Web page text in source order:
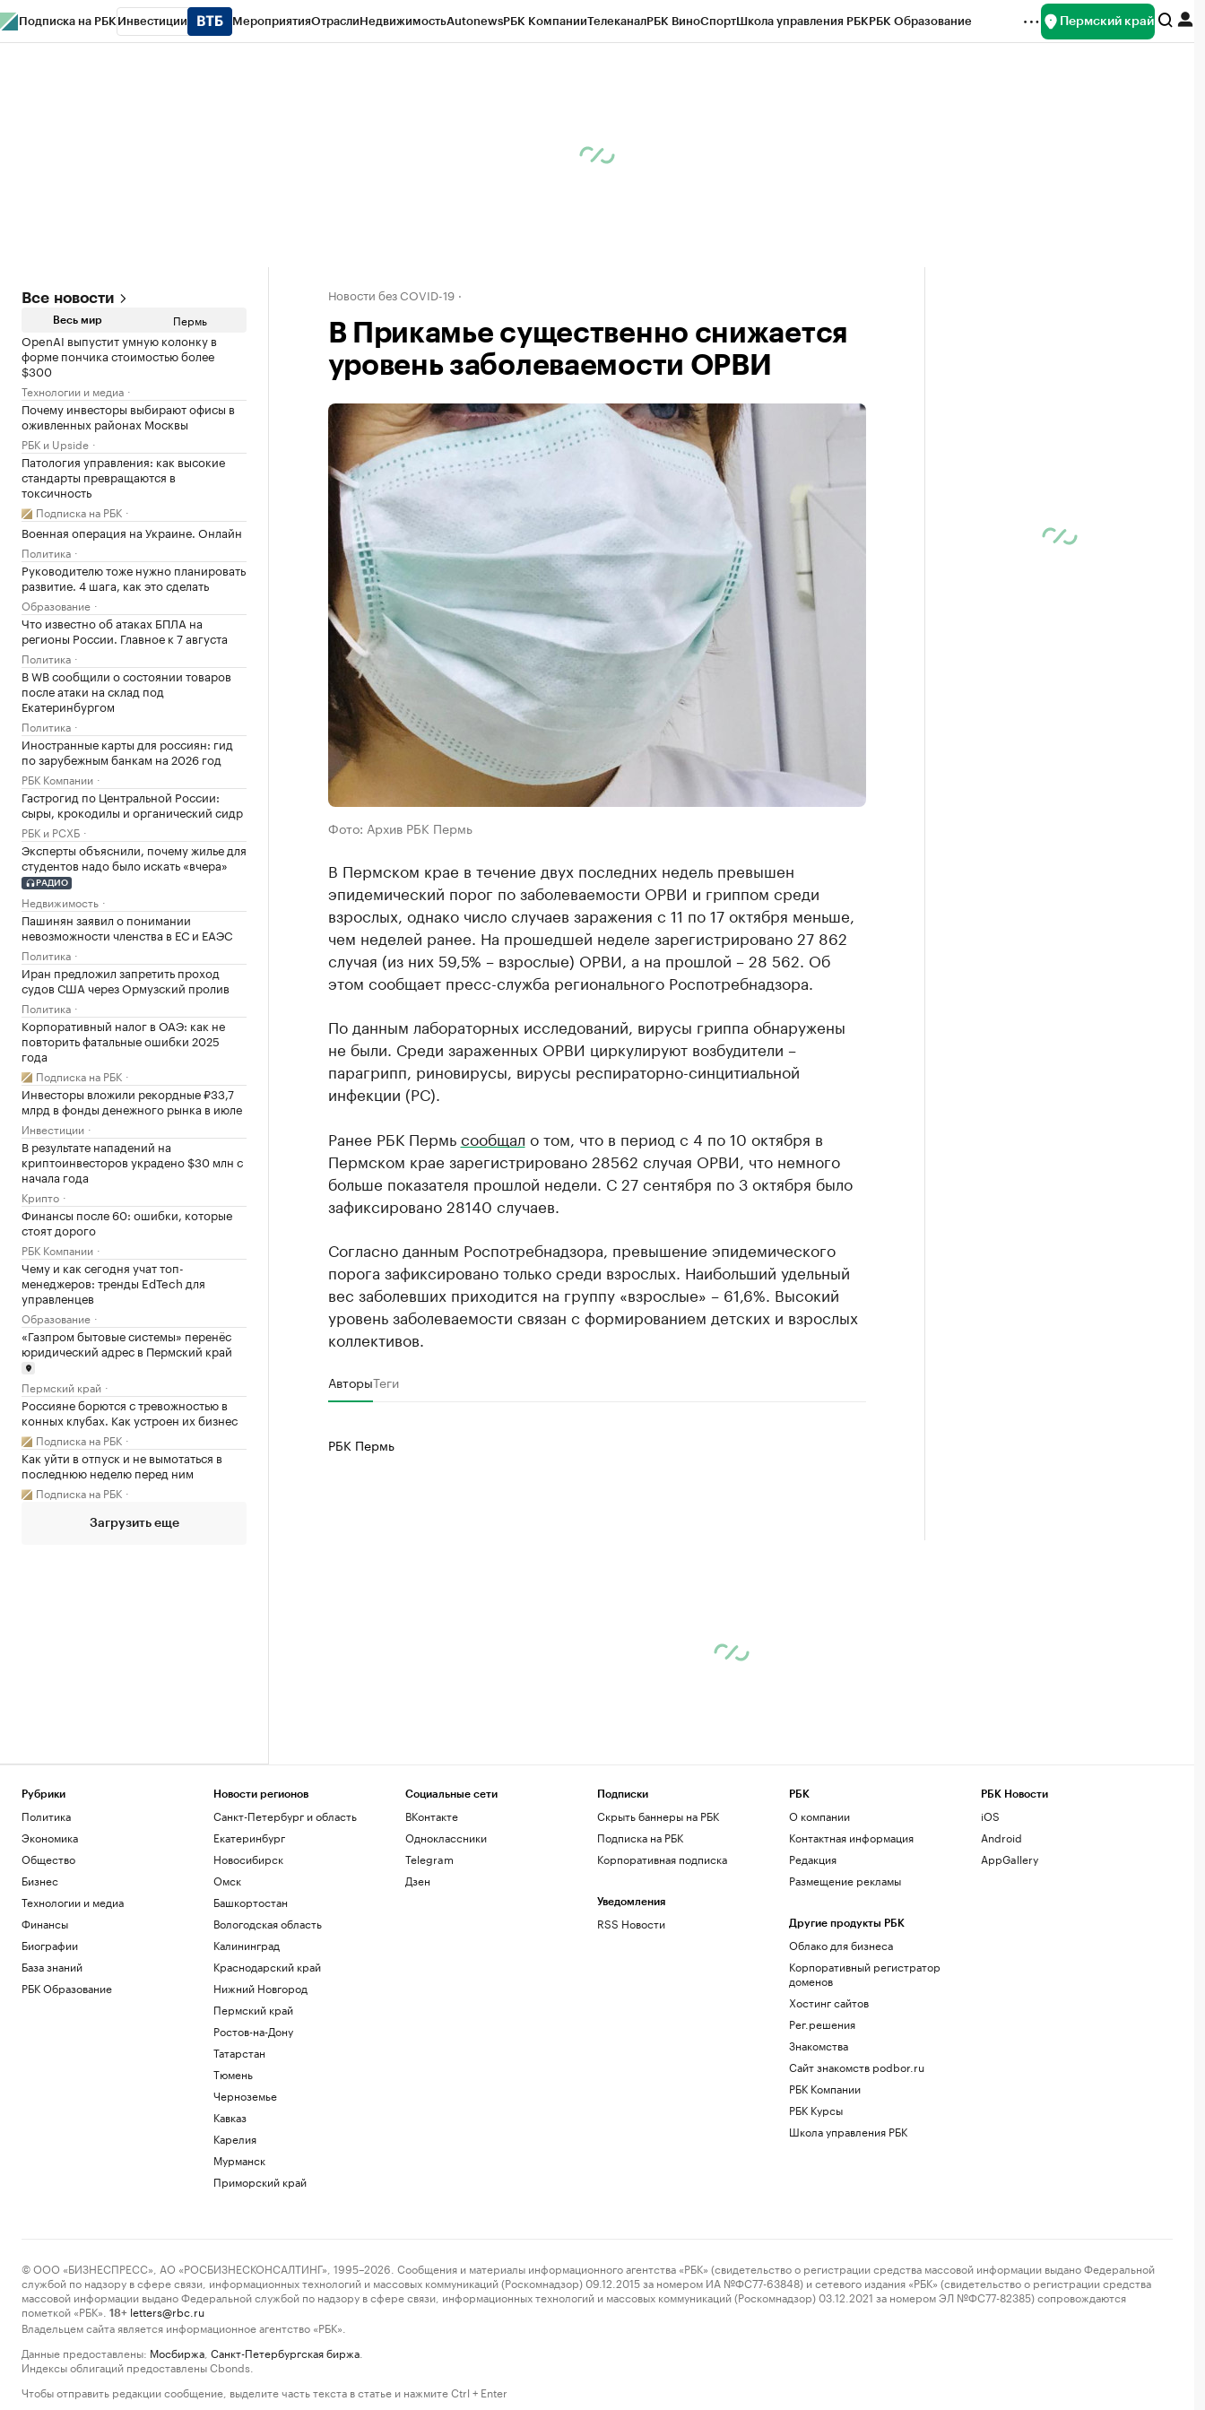
Подписка на РБК Инвестиции МероприятияОтраслиНедвижимостьAutonewsРБК КомпанииТелеканалРБК ВиноСпортШкола управления РБКРБК Образование Пермский край
Все новости
Весь мир Пермь
OpenAI выпустит умную колонку в
форме пончика стоимостью более
$300
Технологии и медиа
Почему инвесторы выбирают офисы в
оживленных районах Москвы
РБК и Upside
Патология управления: как высокие
стандарты превращаются в
токсичность
Подписка на РБК
Военная операция на Украине. Онлайн
Политика
Руководителю тоже нужно планировать
развитие. 4 шага, как это сделать
Образование
Что известно об атаках БПЛА на
регионы России. Главное к 7 августа
Политика
В WB сообщили о состоянии товаров
после атаки на склад под
Екатеринбургом
Политика
Иностранные карты для россиян: гид
по зарубежным банкам на 2026 год
РБК Компании
Гастрогид по Центральной России:
сыры, крокодилы и органический сидр
РБК и РСХБ
Эксперты объяснили, почему жилье для
студентов надо было искать «вчера»
РАДИО
Недвижимость
Пашинян заявил о понимании
невозможности членства в ЕС и ЕАЭС
Политика
Иран предложил запретить проход
судов США через Ормузский пролив
Политика
Корпоративный налог в ОАЭ: как не
повторить фатальные ошибки 2025
года
Подписка на РБК
Инвесторы вложили рекордные ₽33,7
млрд в фонды денежного рынка в июле
Инвестиции
В результате нападений на
криптоинвесторов украдено $30 млн с
начала года
Крипто
Финансы после 60: ошибки, которые
стоят дорого
РБК Компании
Чему и как сегодня учат топ-
менеджеров: тренды EdTech для
управленцев
Образование
«Газпром бытовые системы» перенёс
юридический адрес в Пермский край
Пермский край
Россияне борются с тревожностью в
конных клубах. Как устроен их бизнес
Подписка на РБК
Как уйти в отпуск и не вымотаться в
последнюю неделю перед ним
Подписка на РБК
Загрузить еще
Новости без COVID-19
В Прикамье существенно снижается
уровень заболеваемости ОРВИ
Фото: Архив РБК Пермь
В Пермском крае в течение двух последних недель превышен
эпидемический порог по заболеваемости ОРВИ и гриппом среди
взрослых, однако число случаев заражения с 11 по 17 октября меньше,
чем неделей ранее. На прошедшей неделе зарегистрировано 27 862
случая (из них 59,5% – взрослые) ОРВИ, а на прошлой – 28 562. Об
этом сообщает пресс-служба регионального Роспотребнадзора.
По данным лабораторных исследований, вирусы гриппа обнаружены
не были. Среди зараженных ОРВИ циркулируют возбудители –
парагрипп, риновирусы, вирусы респираторно-синцитиальной
инфекции (РС).
Ранее РБК Пермьсообщал о том, что в период с 4 по 10 октября в
Пермском крае зарегистрировано 28562 случая ОРВИ, что немного
больше показателя прошлой недели. С 27 сентября по 3 октября было
зафиксировано 28140 случаев.
Согласно данным Роспотребнадзора, превышение эпидемического
порога зафиксировано только среди взрослых. Наибольший удельный
вес заболевших приходится на группу «взрослые» – 61,6%. Высокий
уровень заболеваемости связан с формированием детских и взрослых
коллективов.
АвторыТеги
РБК Пермь
Рубрики
Политика
Экономика
Общество
Бизнес
Технологии и медиа
Финансы
Биографии
База знаний
РБК Образование
Новости регионов
Санкт-Петербург и область
Екатеринбург
Новосибирск
Омск
Башкортостан
Вологодская область
Калининград
Краснодарский край
Нижний Новгород
Пермский край
Ростов-на-Дону
Татарстан
Тюмень
Черноземье
Кавказ
Карелия
Мурманск
Приморский край
Социальные сети
ВКонтакте
Одноклассники
Telegram
Дзен
Подписки
Скрыть баннеры на РБК
Подписка на РБК
Корпоративная подписка
Уведомления
RSS Новости
РБК
О компании
Контактная информация
Редакция
Размещение рекламы
Другие продукты РБК
Облако для бизнеса
Корпоративный регистратор
доменов
Хостинг сайтов
Рег.решения
Знакомства
Сайт знакомств podbor.ru
РБК Компании
РБК Курсы
Школа управления РБК
РБК Новости
iOS
Android
AppGallery
© ООО «БИЗНЕСПРЕСС», АО «РОСБИЗНЕСКОНСАЛТИНГ», 1995–2026. Сообщения и материалы информационного агентства «РБК» (свидетельство о регистрации средства массовой информации выдано Федеральной
службой по надзору в сфере связи, информационных технологий и массовых коммуникаций (Роскомнадзор) 09.12.2015 за номером ИА №ФС77-63848) и сетевого издания «РБК» (свидетельство о регистрации средства
массовой информации выдано Федеральной службой по надзору в сфере связи, информационных технологий и массовых коммуникаций (Роскомнадзор) 03.12.2021 за номером ЭЛ №ФС77-82385) сопровождаются
пометкой «РБК».
18+ letters@rbc.ru
Владельцем сайта является информационное агентство «РБК».
Данные предоставлены: Мосбиржа Санкт-Петербургская биржа
Индексы облигаций предоставлены Cbonds.
Чтобы отправить редакции сообщение, выделите часть текста в статье и нажмите Ctrl + Enter